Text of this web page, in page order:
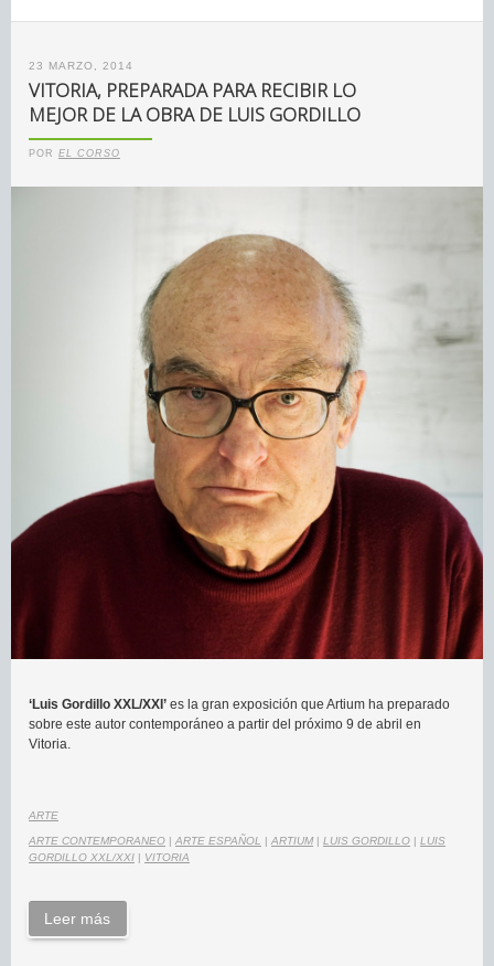
23 MARZO, 2014
VITORIA, PREPARADA PARA RECIBIR LO
MEJOR DE LA OBRA DE LUIS GORDILLO
POR EL CORSO
‘Luis Gordillo XXL/XXI’ es la gran exposición que Artium ha preparado
sobre este autor contemporáneo a partir del próximo 9 de abril en
Vitoria.
ARTE
ARTE CONTEMPORANEO | ARTE ESPAÑOL | ARTIUM | LUIS GORDILLO | LUIS
GORDILLO XXL/XXI | VITORIA
Leer más